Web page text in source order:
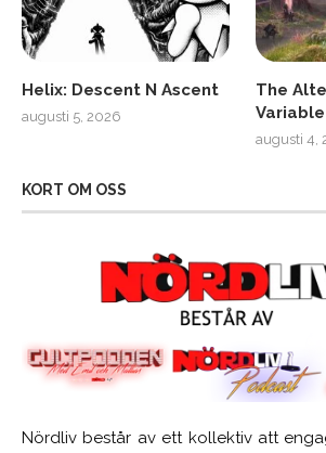
Helix: Descent N Ascent
augusti 5, 2026
The
Variable
augusti 4,
KORT OM OSS
Nördliv består av ett kollektiv att